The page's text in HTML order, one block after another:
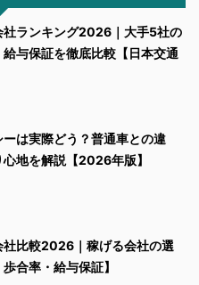
社ランキング2026｜大手5社の
与保証を徹底比較【日本交通
は実際どう？普通車との違
地を解説【2026年版】
社比較2026｜稼げる会社の選
合率・給与保証】